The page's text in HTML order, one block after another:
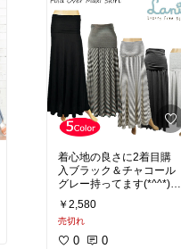
着心地の良さに2着目購
入ブラック＆チャコール
グレー持ってます(*^^*)全
色集めたくなるなぁ
￥2,580
売切れ
0 0